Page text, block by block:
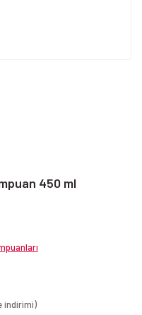
450 ml
indirimi)